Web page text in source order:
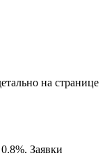
на странице
Заявки